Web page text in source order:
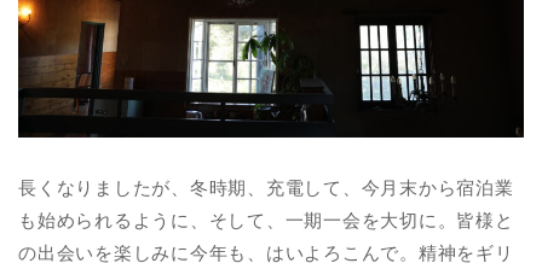
長くなりましたが、冬時期、充電して、今月末から宿泊業
も始められるように、そして、一期一会を大切に。皆様と
の出会いを楽しみに今年も、はいよろこんで。精神をギリ